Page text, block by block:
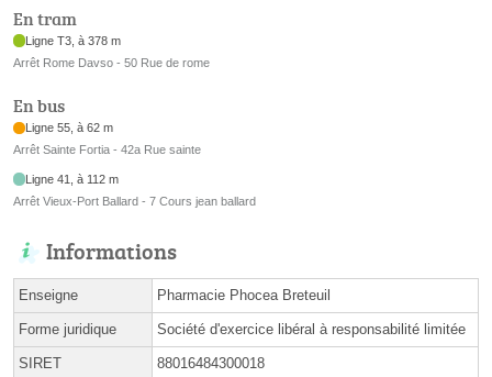
En tram
Ligne T3, à 378 m
Arrêt Rome Davso - 50 Rue de rome
En bus
Ligne 55, à 62 m
Arrêt Sainte Fortia - 42a Rue sainte
Ligne 41, à 112 m
Arrêt Vieux-Port Ballard - 7 Cours jean ballard
Informations
Enseigne Pharmacie Phocea Breteuil
Forme juridique Société d'exercice libéral à responsabilité limitée
SIRET 88016484300018